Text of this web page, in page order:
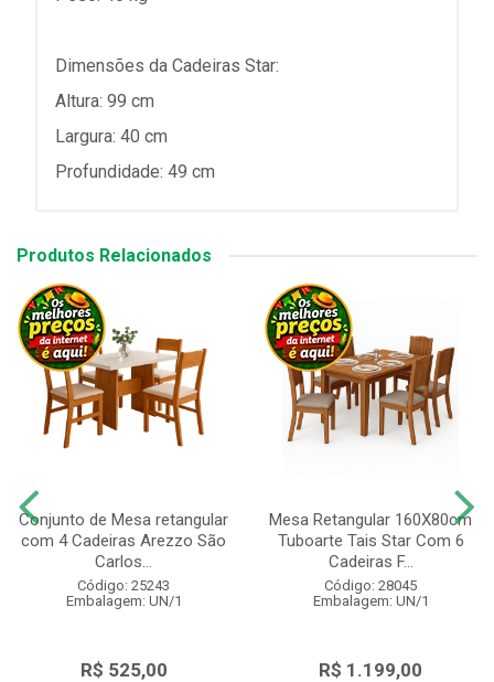
Dimensões da Cadeiras Star:
Altura: 99 cm
Largura: 40 cm
Profundidade: 49 cm
Produtos Relacionados
Conjunto de Mesa retangular
com 4 Cadeiras Arezzo São
Carlos...
Código: 25243
Embalagem: UN/1
R$ 525,00
Mesa Retangular 160X80cm
Tuboarte Tais Star Com 6
Cadeiras F...
Código: 28045
Embalagem: UN/1
R$ 1.199,00